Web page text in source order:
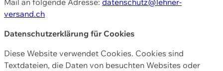
versand.ch
Datenschutzerklärung für Cookies
Diese Website verwendet Cookies. Cookies sind
Textdateien, die Daten von besuchten Websites oder